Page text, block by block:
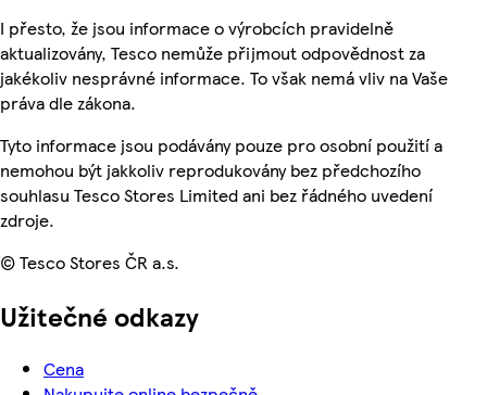
I přesto, že jsou informace o výrobcích pravidelně
aktualizovány, Tesco nemůže přijmout odpovědnost za
jakékoliv nesprávné informace. To však nemá vliv na Vaše
práva dle zákona.
Tyto informace jsou podávány pouze pro osobní použití a
nemohou být jakkoliv reprodukovány bez předchozího
souhlasu Tesco Stores Limited ani bez řádného uvedení
zdroje.
© Tesco Stores ČR a.s.
Užitečné odkazy
Cena